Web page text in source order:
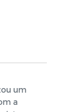
um
a